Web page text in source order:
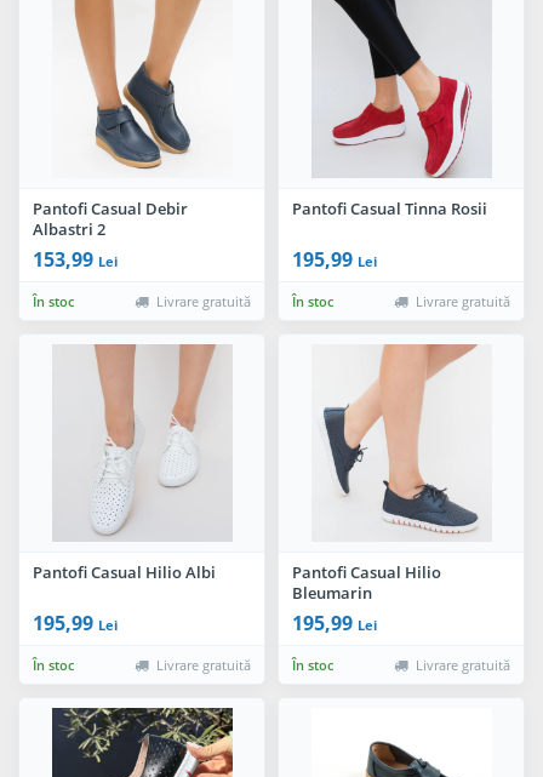
Pantofi Casual Debir
Albastri 2
153,99 Lei
În stoc Livrare gratuită
Pantofi Casual Tinna Rosii
195,99 Lei
În stoc Livrare gratuită
Pantofi Casual Hilio Albi
195,99 Lei
În stoc Livrare gratuită
Pantofi Casual Hilio
Bleumarin
195,99 Lei
În stoc Livrare gratuită